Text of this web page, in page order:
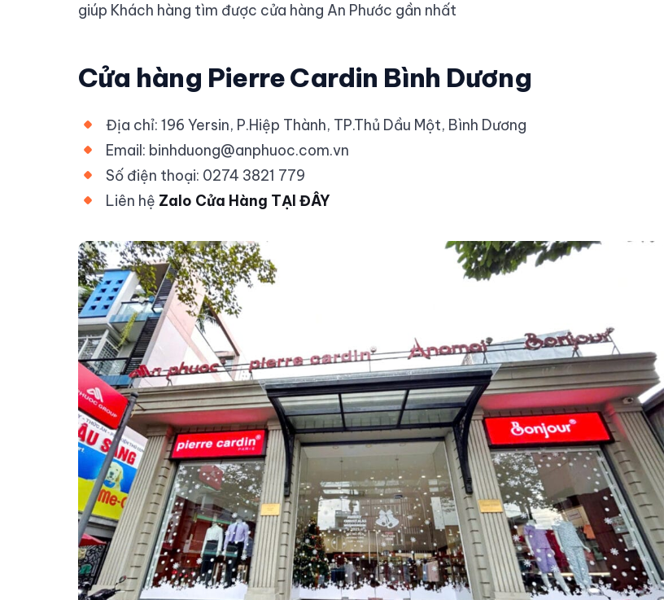
giúp Khách hàng tìm được cửa hàng An Phước gần nhất
Cửa hàng Pierre Cardin Bình Dương
Địa chỉ: 196 Yersin, P.Hiệp Thành, TP.Thủ Dầu Một, Bình Dương
Email: binhduong@anphuoc.com.vn
Số điện thoại: 0274 3821 779
Liên hệ Zalo Cửa Hàng TẠI ĐÂY